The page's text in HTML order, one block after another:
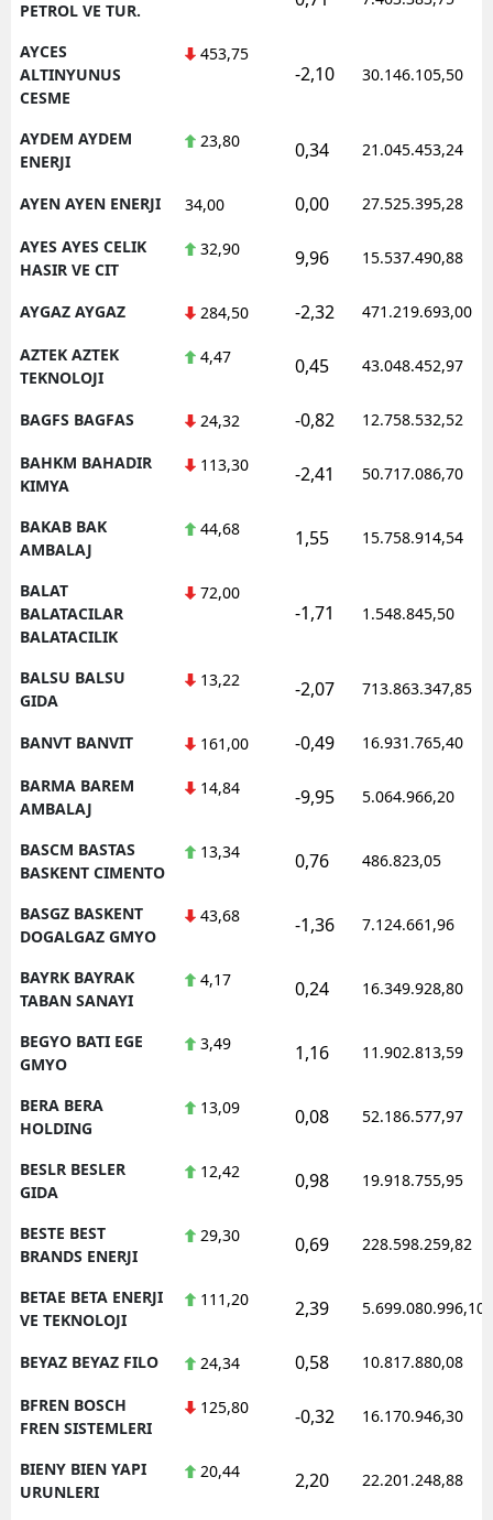
PETROL VE TUR.
AYCES
ALTINYUNUS
CESME
453,75
-2,10 30.146.105,50
AYDEM AYDEM
ENERJI
23,80 0,34 21.045.453,24
AYEN AYEN ENERJI 34,00 0,00 27.525.395,28
AYES AYES CELIK
HASIR VE CIT
32,90 9,96 15.537.490,88
AYGAZ AYGAZ 284,50 -2,32 471.219.693,00
AZTEK AZTEK
TEKNOLOJI
4,47 0,45 43.048.452,97
BAGFS BAGFAS 24,32 -0,82 12.758.532,52
BAHKM BAHADIR
KIMYA
113,30 -2,41 50.717.086,70
BAKAB BAK
AMBALAJ
44,68 1,55 15.758.914,54
BALAT
BALATACILAR
BALATACILIK
72,00
-1,71 1.548.845,50
BALSU BALSU
GIDA
13,22 -2,07 713.863.347,85
BANVT BANVIT 161,00 -0,49 16.931.765,40
BARMA BAREM
AMBALAJ
14,84 -9,95 5.064.966,20
BASCM BASTAS
BASKENT CIMENTO
13,34 0,76 486.823,05
BASGZ BASKENT
DOGALGAZ GMYO
43,68 -1,36 7.124.661,96
BAYRK BAYRAK
TABAN SANAYI
4,17 0,24 16.349.928,80
BEGYO BATI EGE
GMYO
3,49 1,16 11.902.813,59
BERA BERA
HOLDING
13,09 0,08 52.186.577,97
BESLR BESLER
GIDA
12,42 0,98 19.918.755,95
BESTE BEST
BRANDS ENERJI
29,30 0,69 228.598.259,82
BETAE BETA ENERJI
VE TEKNOLOJI
111,20 2,39 5.699.080.996,10
BEYAZ BEYAZ FILO 24,34 0,58 10.817.880,08
BFREN BOSCH
FREN SISTEMLERI
125,80 -0,32 16.170.946,30
BIENY BIEN YAPI
URUNLERI
20,44 2,20 22.201.248,88